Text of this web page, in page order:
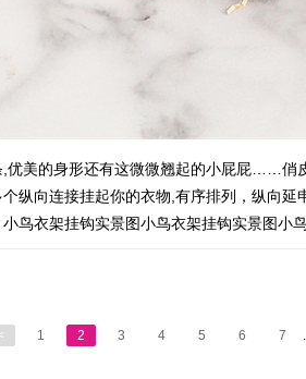
优美的身形还有这微微翘起的小屁屁……俏
个纵向连接挂起你的衣物,有序排列，纵向
鸟衣架挂钩实景图小鸟衣架挂钩实景图小
1 2 3 4 5 6 7